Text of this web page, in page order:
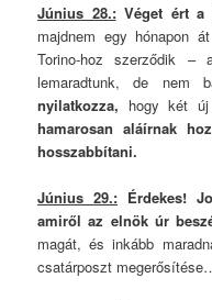
Június 28.:Véget ért a
majdnem egy hónapon
Torino-hoz szerződik
lemaradtunk, de nem
nyilatkozza, hogy két új
hamarosan aláírnak
hosszabbítani.
Június 29.: Érdekes!
amiről az elnök úr
magát, és inkább
csatárposzt